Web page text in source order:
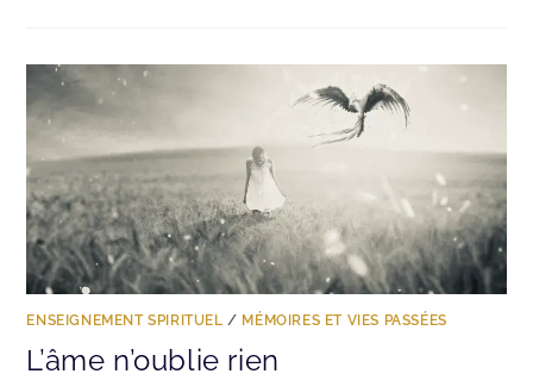
ENSEIGNEMENT SPIRITUEL / MÉMOIRES ET VIES PASSÉES
L’âme n’oublie rien